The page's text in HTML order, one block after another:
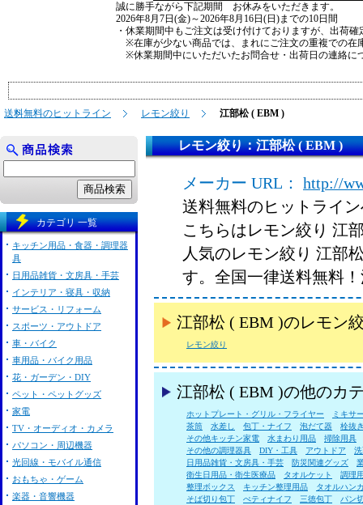
誠に勝手ながら下記期間 お休みをいただきます。
2026年8月7日(金)～2026年8月16日(日)までの10日間
・休業期間中もご注文は受け付けておりますが、出荷
※在庫が少ない商品では、まれにご注文の重複での在
※休業期間中にいただいたお問合せ・出荷日の連絡に
送料無料のヒットライン レモン絞り 江部松 ( EBM )
レモン絞り：江部松 ( EBM )
メーカー URL：
http://
送料無料のヒットライ
こちらはレモン絞り 江
人気のレモン絞り 江部
す。全国一律送料無料
江部松 ( EBM )のレモン
レモン絞り
江部松 ( EBM )の他のカ
ホットプレート・グリル・フライヤー
ミキサ
茶筒
水差し 包丁・ナイフ 泡だて器
栓抜
その他キッチン家電
水まわり用品
掃除用具
その他の調理器具
DIY・工具 アウトドア
日用品雑貨・文房具・手芸
防災関連グッズ
衛生日用品・衛生医療品
タオルケット
調理
整理ボックス
キッチン整理用品
タオルハン
そば切り包丁
ぺティナイフ 三徳包丁
パン
カテゴリ 一覧
キッチン用品・食器・調理器
具
日用品雑貨・文房具・手芸
インテリア・寝具・収納
サービス・リフォーム
スポーツ・アウトドア
車・バイク
車用品・バイク用品
花・ガーデン・DIY
ペット・ペットグッズ
家電
TV・オーディオ・カメラ
パソコン・周辺機器
光回線・モバイル通信
おもちゃ・ゲーム
楽器・音響機器